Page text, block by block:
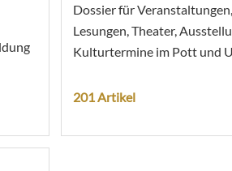
Dossier für
Lesungen, Theater,
Kulturtermine im Pott und
201 Artikel